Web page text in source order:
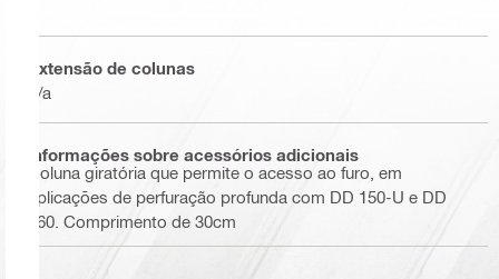
Extensão de colunas
n/a
Informações sobre acessórios adicionais
Coluna giratória que permite o acesso ao furo, em
aplicações de perfuração profunda com DD 150-U e DD
160. Comprimento de 30cm